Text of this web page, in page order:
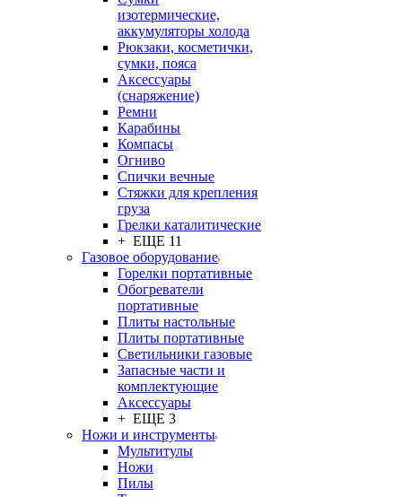
изотермические,
аккумуляторы холода
Рюкзаки, косметички,
сумки, пояса
Аксессуары
(снаряжение)
Ремни
Карабины
Компасы
Огниво
Спички вечные
Стяжки для крепления
груза
Грелки каталитические
+ ЕЩЕ 11
Газовое оборудование
Горелки портативные
Обогреватели
портативные
Плиты настольные
Плиты портативные
Светильники газовые
Запасные части и
комплектующие
Аксессуары
+ ЕЩЕ 3
Ножи и инструменты
Мультитулы
Ножи
Пилы